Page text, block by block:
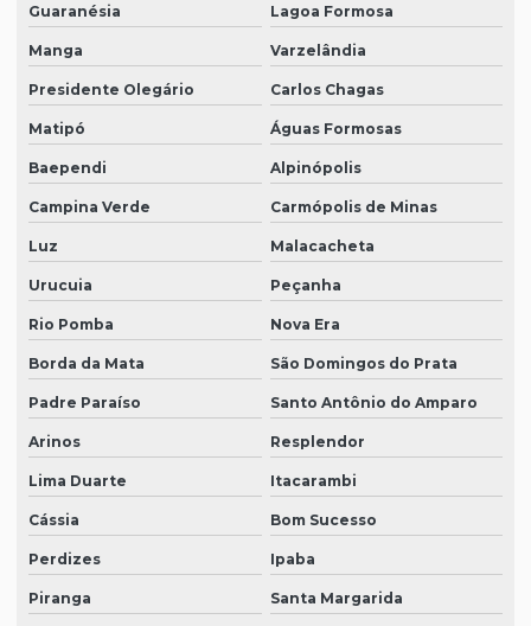
Guaranésia Lagoa Formosa
Manga Varzelândia
Presidente Olegário Carlos Chagas
Matipó Águas Formosas
Baependi Alpinópolis
Campina Verde Carmópolis de Minas
Luz Malacacheta
Urucuia Peçanha
Rio Pomba Nova Era
Borda da Mata São Domingos do Prata
Padre Paraíso Santo Antônio do Amparo
Arinos Resplendor
Lima Duarte Itacarambi
Cássia Bom Sucesso
Perdizes Ipaba
Piranga Santa Margarida